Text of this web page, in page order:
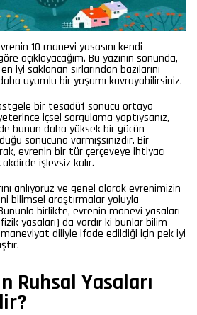
10 manevi yasasını kendi
açıklayacağım. Bu yazının sonunda,
iyi saklanan sırlarından bazılarını
uyumlu bir yaşamı kavrayabilirsiniz.
bir tesadüf sonucu ortaya
içsel sorgulama yaptıysanız,
bunun daha yüksek bir gücün
sonucuna varmışsınızdır. Bir
evrenin bir tür çerçeveye ihtiyacı
işlevsiz kalır.
anlıyoruz ve genel olarak evrenimizin
bilimsel araştırmalar yoluyla
birlikte, evrenin manevi yasaları
yasaları) da vardır ki bunlar bilim
diliyle ifade edildiği için pek iyi
Ruhsal Yasaları